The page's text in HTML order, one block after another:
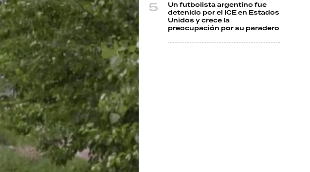
Un futbolista argentino fue
detenido por el ICE en Estados
Unidos y crece la
preocupación por su paradero